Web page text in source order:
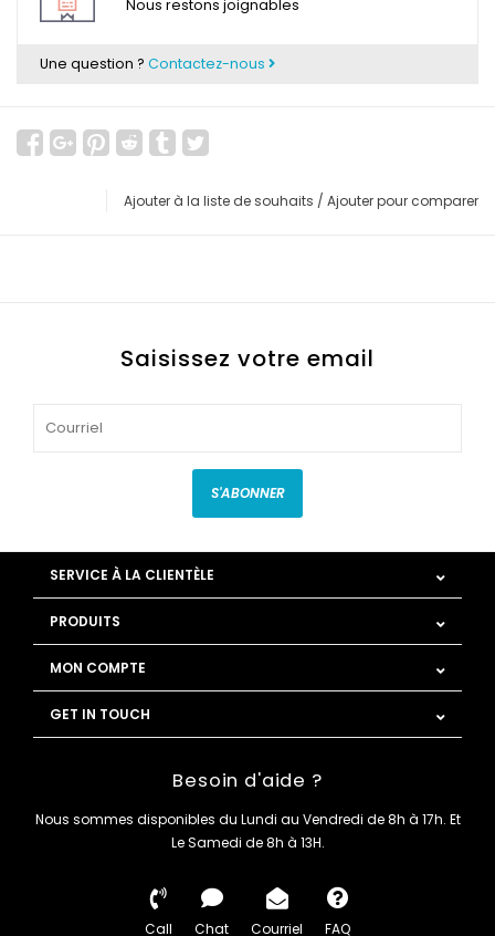
Nous restons joignables
Une question ? Contactez-nous
Ajouter à la liste de souhaits / Ajouter pour comparer
Saisissez votre email
S'ABONNER
SERVICE À LA CLIENTÈLE
PRODUITS
MON COMPTE
GET IN TOUCH
Besoin d'aide ?
Nous sommes disponibles du Lundi au Vendredi de 8h à 17h. Et
Le Samedi de 8h à 13H.
Call Chat Courriel FAQ